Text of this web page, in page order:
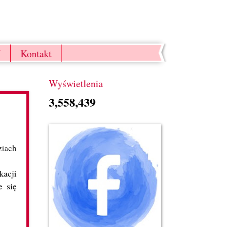
Kontakt
się
Wyświetlenia
3,558,439